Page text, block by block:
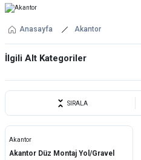
Anasayfa Akantor
İlgili Alt Kategoriler
YEDEK PARÇA
SIRALA
Akantor
Akantor Düz Montaj Yol/Gravel